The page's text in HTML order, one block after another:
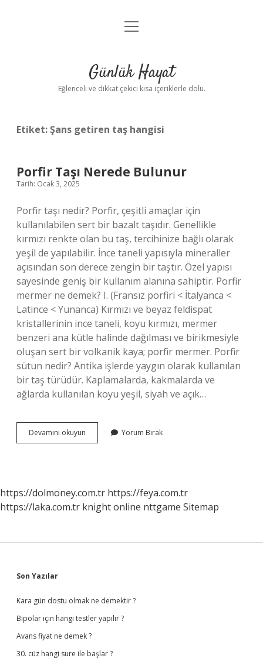
Anasayfa
Yasal Uyarı
menüyü
Günlük Hayat
Eğlenceli ve dikkat çekici kısa içeriklerle dolu.
Etiket:Şans getiren taş hangisi
Porfir Taşı Nerede Bulunur
Tarih: Ocak 3, 2025
Porfir taşı nedir? Porfir, çeşitli amaçlar için
kullanılabilen sert bir bazalt taşıdır. Genellikle
kırmızı renkte olan bu taş, tercihinize bağlı olarak
yeşil de yapılabilir. İnce taneli yapısıyla mineraller
açısından son derece zengin bir taştır. Özel yapısı
sayesinde geniş bir kullanım alanına sahiptir. Porfir
mermer ne demek? I. (Fransız porfiri < İtalyanca <
Latince < Yunanca) Kırmızı ve beyaz feldispat
kristallerinin ince taneli, koyu kırmızı, mermer
benzeri ana kütle halinde dağılması ve birikmesiyle
oluşan sert bir volkanik kaya; porfir mermer. Porfir
sütun nedir? Antika işlerde yaygın olarak kullanılan
bir taş türüdür. Kaplamalarda, kakmalarda ve
ağlarda kullanılan koyu yeşil, siyah ve açık…
Devamını okuyun
Taşı
Yorum Bırak
https://dolmoney.com.tr https://feya.com.tr
https://laka.com.tr knight online nttgame Sitemap
Sidebar
Son Yazılar
Kara gün dostu olmak ne demektir ?
Bipolar için hangi testler yapılır ?
Avans fiyat ne demek ?
30. cüz hangi sure ile başlar ?